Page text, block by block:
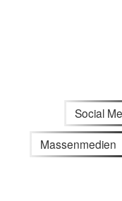
Social
Massenmedien